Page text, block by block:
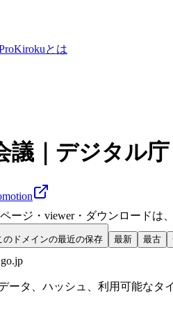
Kirokuとは
議｜デジタル庁
ージ・viewer・ダウンロードは
のドメインの最近の保存 最新 最古
ータ、ハッシュ、利用可能なタ